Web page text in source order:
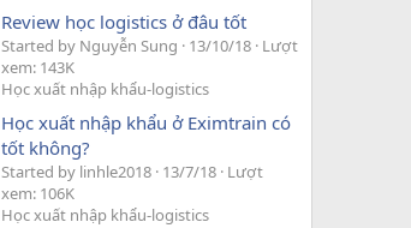
Review học logistics ở đâu tốt
Started by Nguyễn Sung 13/10/18 Lượt
xem: 143K
Học xuất nhập khẩu-logistics
Học xuất nhập khẩu ở Eximtrain có
tốt không?
Started by linhle2018 13/7/18 Lượt
xem: 106K
Học xuất nhập khẩu-logistics